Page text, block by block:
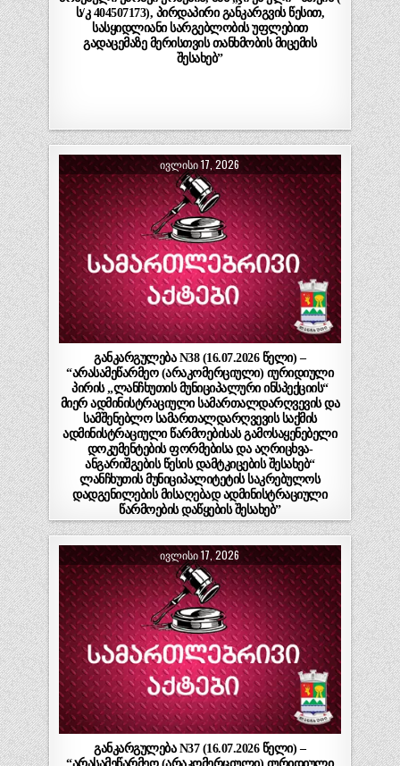
ს/კ 404507173), პირდაპირი განკარგვის წესით,
სასყიდლიანი სარგებლობის უფლებით
გადაცემაზე მერისთვის თანხმობის მიცემის
შესახებ”
ᲘᲕᲚᲘᲡᲘ 17, 2026
განკარგულება N38 (16.07.2026 წელი) –
“არასამეწარმეო (არაკომერციული) იურიდიული
პირის „ლანჩხუთის მუნიციპალური ინსპექციის“
მიერ ადმინისტრაციული სამართალდარღვევის და
სამშენებლო სამართალდარღვევის საქმის
ადმინისტრაციული წარმოებისას გამოსაყენებელი
დოკუმენტების ფორმებისა და აღრიცხვა-
ანგარიშგების წესის დამტკიცების შესახებ“
ლანჩხუთის მუნიციპალიტეტის საკრებულოს
დადგენილების მისაღებად ადმინისტრაციული
წარმოების დაწყების შესახებ”
ᲘᲕᲚᲘᲡᲘ 17, 2026
განკარგულება N37 (16.07.2026 წელი) –